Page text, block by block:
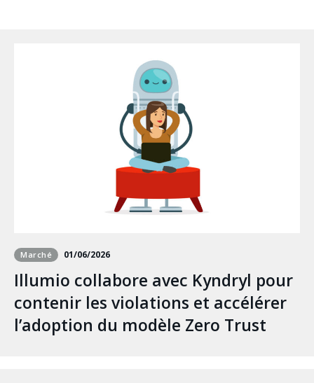
Marché 01/06/2026
Illumio collabore avec Kyndryl pour
contenir les violations et accélérer
l’adoption du modèle Zero Trust